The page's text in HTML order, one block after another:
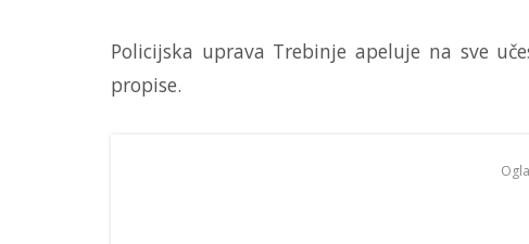
Policijska uprava Trebinje apeluje na sve
propise.